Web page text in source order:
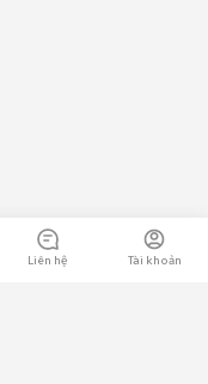
Liên hệ Tài khoản